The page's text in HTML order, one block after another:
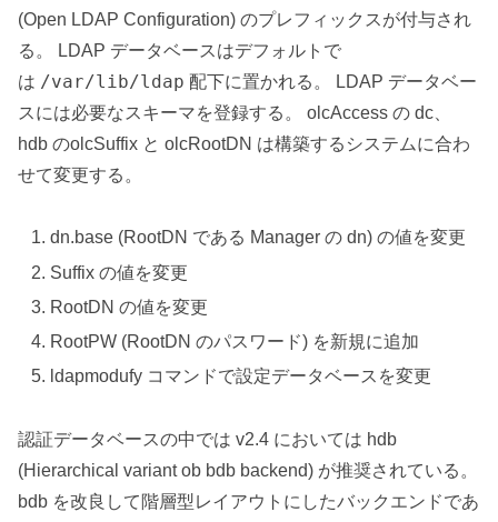
(Open LDAP Configuration) のプレフィックスが付与され
る。 LDAP データベースはデフォルトで
は /var/lib/ldap 配下に置かれる。 LDAP データベー
スには必要なスキーマを登録する。 olcAccess の dc、
hdb のolcSuffix と olcRootDN は構築するシステムに合わ
せて変更する。
dn.base (RootDN である Manager の dn) の値を変更
Suffix の値を変更
RootDN の値を変更
RootPW (RootDN のパスワード) を新規に追加
ldapmodufy コマンドで設定データベースを変更
認証データベースの中では v2.4 においては hdb
(Hierarchical variant ob bdb backend) が推奨されている。
bdb を改良して階層型レイアウトにしたバックエンドであ